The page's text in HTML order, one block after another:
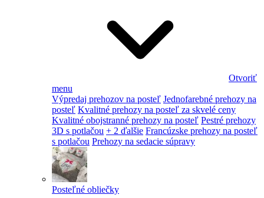
Otvoriť
menu
Výpredaj prehozov na posteľ Jednofarebné prehozy na
posteľ Kvalitné prehozy na posteľ za skvelé ceny
Kvalitné obojstranné prehozy na posteľ Pestré prehozy
3D s potlačou + 2 ďalšie Francúzske prehozy na posteľ
s potlačou Prehozy na sedacie súpravy
Posteľné obliečky